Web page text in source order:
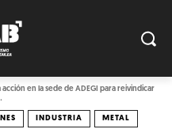
acción en la sede de ADEGI para reivindicar
INDUSTRIA METAL